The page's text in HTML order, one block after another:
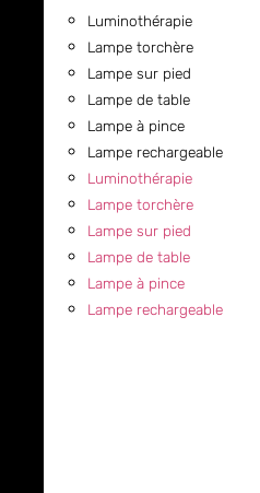
Luminothérapie
Lampe torchère
Lampe sur pied
Lampe de table
Lampe à pince
Lampe rechargeable
Luminothérapie
Lampe torchère
Lampe sur pied
Lampe de table
Lampe à pince
Lampe rechargeable